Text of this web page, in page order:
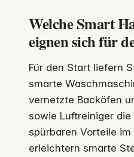
Welche Smart
eignen sich für
Für den Start liefern
smarte
vernetzte Backöfen
sowie Luftreiniger die
spürbaren Vorteile
erleichtern smarte